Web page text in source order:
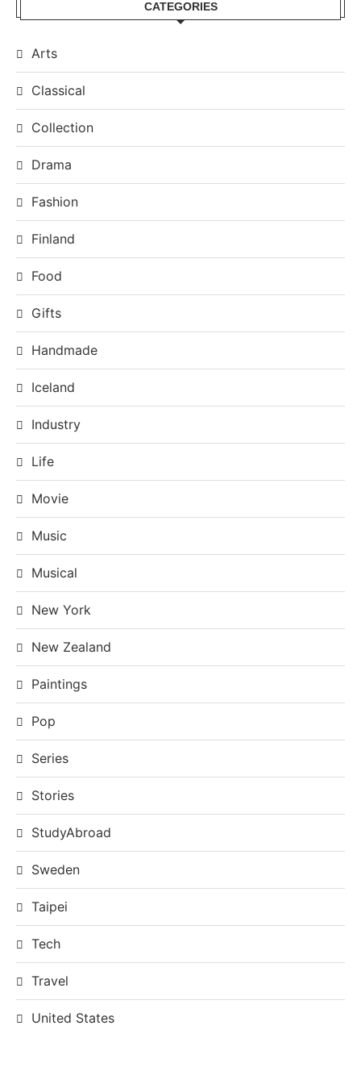
CATEGORIES
Arts
Classical
Collection
Drama
Fashion
Finland
Food
Gifts
Handmade
Iceland
Industry
Life
Movie
Music
Musical
New York
New Zealand
Paintings
Pop
Series
Stories
StudyAbroad
Sweden
Taipei
Tech
Travel
United States